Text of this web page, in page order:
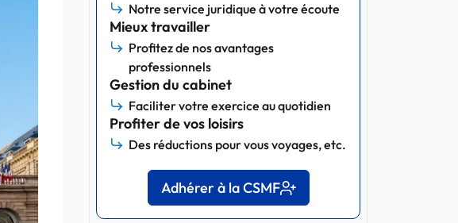
Notre service juridique à votre écoute
Mieux travailler
Profitez de nos avantages
professionnels
Gestion du cabinet
Faciliter votre exercice au quotidien
Profiter de vos loisirs
Des réductions pour vous voyages, etc.
Adhérer à la CSMF